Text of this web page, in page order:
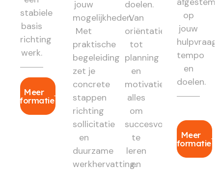
stabiele
basis
richting
werk.
Meer
informatie
jouw
mogelijkheden.
Met
praktische
begeleiding
zet je
concrete
stappen
richting
sollicitatie
en
duurzame
werkhervatting.
doelen.
Van
oriëntatie
tot
planning
en
motivatie:
alles
om
succesvol
te
leren
en
op
jouw
hulpvraag,
tempo
en
doelen.
Meer
informatie